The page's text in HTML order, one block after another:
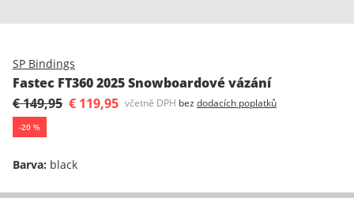
SP Bindings
Fastec FT360 2025 Snowboardové vázání
€ 149,95 € 119,95 včetně DPH bez dodacích poplatků
-20 %
Barva: black